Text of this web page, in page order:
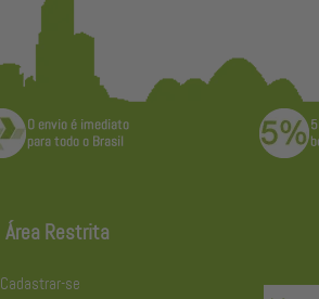
Área Restrita
Cadastrar-se